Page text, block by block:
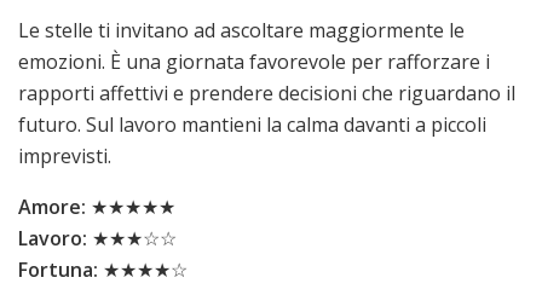
Le stelle ti invitano ad ascoltare maggiormente le
emozioni. È una giornata favorevole per rafforzare i
rapporti affettivi e prendere decisioni che riguardano il
futuro. Sul lavoro mantieni la calma davanti a piccoli
imprevisti.
Amore: ★★★★★
Lavoro: ★★★☆☆
Fortuna: ★★★★☆